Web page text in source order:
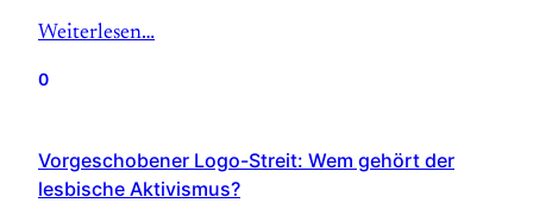
Weiterlesen…
0
Vorgeschobener Logo-Streit: Wem gehört der
lesbische Aktivismus?